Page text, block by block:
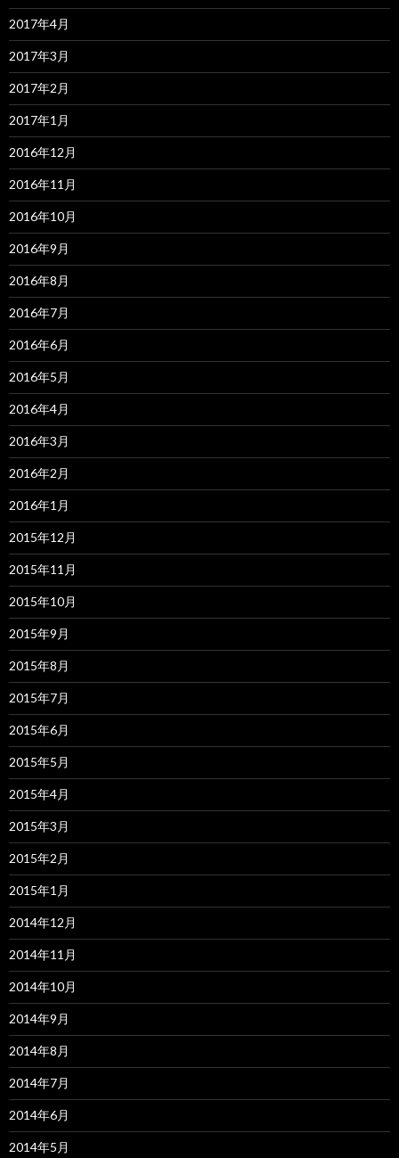
2017年4月
2017年3月
2017年2月
2017年1月
2016年12月
2016年11月
2016年10月
2016年9月
2016年8月
2016年7月
2016年6月
2016年5月
2016年4月
2016年3月
2016年2月
2016年1月
2015年12月
2015年11月
2015年10月
2015年9月
2015年8月
2015年7月
2015年6月
2015年5月
2015年4月
2015年3月
2015年2月
2015年1月
2014年12月
2014年11月
2014年10月
2014年9月
2014年8月
2014年7月
2014年6月
2014年5月